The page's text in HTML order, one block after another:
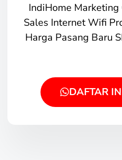
IndiHome
Sales Internet Wifi
Harga Pasang Baru
DAFTAR